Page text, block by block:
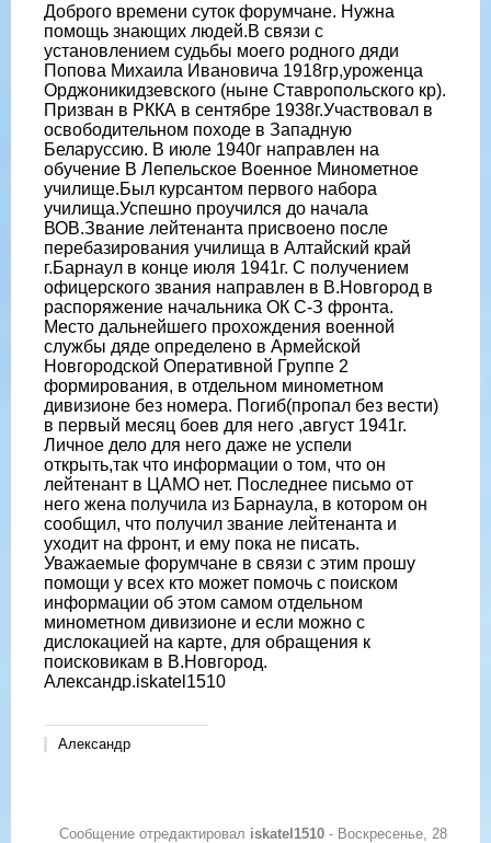
Доброго времени суток форумчане. Нужна
помощь знающих людей.В связи с
установлением судьбы моего родного дяди
Попова Михаила Ивановича 1918гр,уроженца
Орджоникидзевского (ныне Ставропольского кр).
Призван в РККА в сентябре 1938г.Участвовал в
освободительном походе в Западную
Беларуссию. В июле 1940г направлен на
обучение В Лепельское Военное Минометное
училище.Был курсантом первого набора
училища.Успешно проучился до начала
ВОВ.Звание лейтенанта присвоено после
перебазирования училища в Алтайский край
г.Барнаул в конце июля 1941г. С получением
офицерского звания направлен в В.Новгород в
распоряжение начальника ОК С-З фронта.
Место дальнейшего прохождения военной
службы дяде определено в Армейской
Новгородской Оперативной Группе 2
формирования, в отдельном минометном
дивизионе без номера. Погиб(пропал без вести)
в первый месяц боев для него ,август 1941г.
Личное дело для него даже не успели
открыть,так что информации о том, что он
лейтенант в ЦАМО нет. Последнее письмо от
него жена получила из Барнаула, в котором он
сообщил, что получил звание лейтенанта и
уходит на фронт, и ему пока не писать.
Уважаемые форумчане в связи с этим прошу
помощи у всех кто может помочь с поиском
информации об этом самом отдельном
минометном дивизионе и если можно с
дислокацией на карте, для обращения к
поисковикам в В.Новгород.
Александр.iskatel1510
Александр
Сообщение отредактировал iskatel1510 - Воскресенье, 28